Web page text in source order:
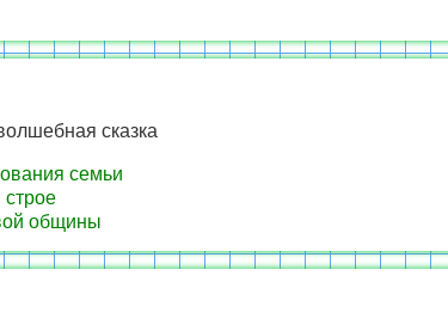
сказка
семьи
общины